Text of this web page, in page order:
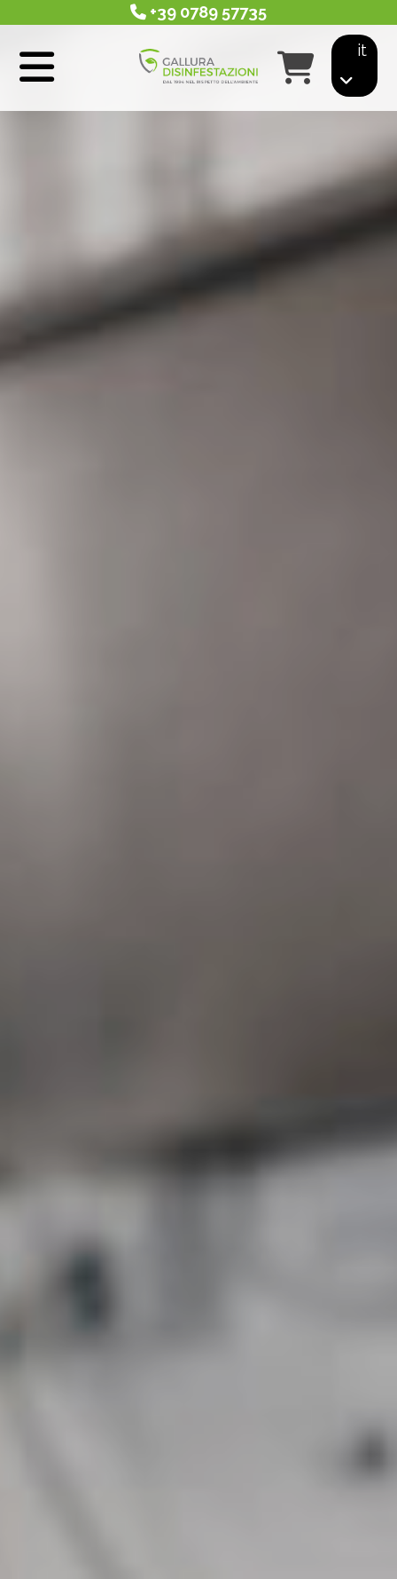
+39 0789 57735
it